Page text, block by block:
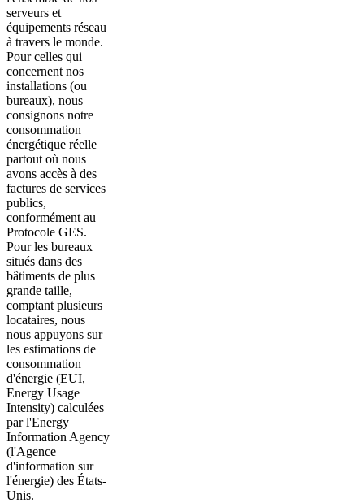
serveurs et
équipements réseau
à travers le monde.
Pour celles qui
concernent nos
installations (ou
bureaux), nous
consignons notre
consommation
énergétique réelle
partout où nous
avons accès à des
factures de services
publics,
conformément au
Protocole GES.
Pour les bureaux
situés dans des
bâtiments de plus
grande taille,
comptant plusieurs
locataires, nous
nous appuyons sur
les estimations de
consommation
d'énergie (EUI,
Energy Usage
Intensity) calculées
par l'Energy
Information Agency
(l'Agence
d'information sur
l'énergie) des États-
Unis.